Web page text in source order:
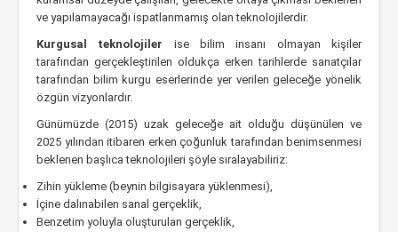
ve yapılamayacağı ispatlanmamış olan teknolojilerdir.
Kurgusal teknolojiler ise bilim insanı olmayan kişiler
tarafından gerçekleştirilen oldukça erken tarihlerde sanatçılar
tarafından bilim kurgu eserlerinde yer verilen geleceğe yönelik
özgün vizyonlardır.
Günümüzde (2015) uzak geleceğe ait olduğu düşünülen ve
2025 yılından itibaren erken çoğunluk tarafından benimsenmesi
beklenen başlıca teknolojileri şöyle sıralayabiliriz:
Zihin yükleme (beynin bilgisayara yüklenmesi),
İçine dalınabilen sanal gerçeklik,
Benzetim yoluyla oluşturulan gerçeklik,